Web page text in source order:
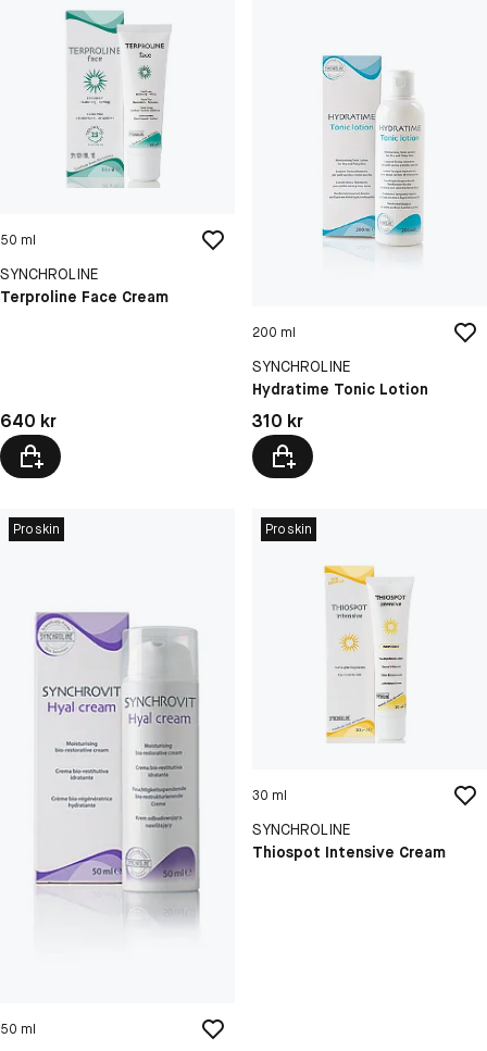
50 ml
SYNCHROLINE
Terproline Face Cream
Pris: 640 kr
640 kr
200 ml
SYNCHROLINE
Hydratime Tonic Lotion
Pris: 310 kr
310 kr
Proskin
50 ml
Proskin
30 ml
SYNCHROLINE
Thiospot Intensive Cream